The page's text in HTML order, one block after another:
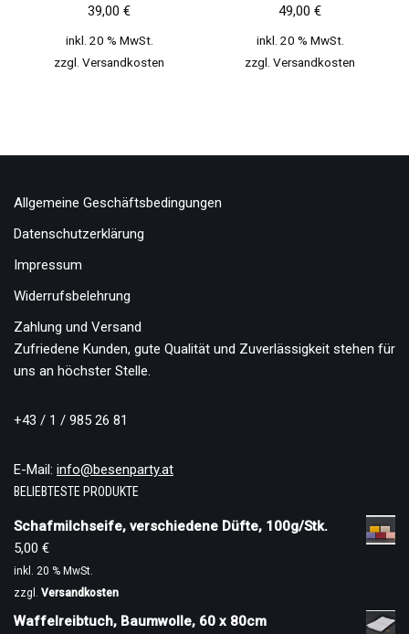
39,00 €
inkl. 20 % MwSt.
zzgl. Versandkosten
49,00 €
inkl. 20 % MwSt.
zzgl. Versandkosten
Allgemeine Geschäftsbedingungen
Datenschutzerklärung
Impressum
Widerrufsbelehrung
Zahlung und Versand
Zufriedene Kunden, gute Qualität und Zuverlässigkeit stehen für
uns an höchster Stelle.
+43 / 1 / 985 26 81
E-Mail: info@besenparty.at
BELIEBTESTE PRODUKTE
Schafmilchseife, verschiedene Düfte, 100g/Stk.
5,00 €
inkl. 20 % MwSt.
zzgl. Versandkosten
Waffelreibtuch, Baumwolle, 60 x 80cm